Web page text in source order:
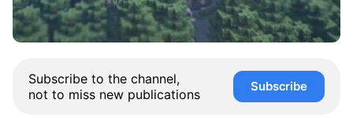
Subscribe to the channel,
not to miss new publications
Subscribe